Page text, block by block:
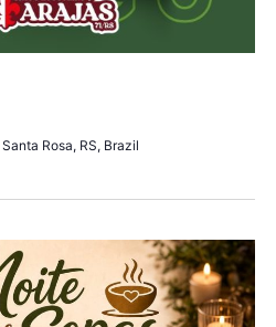
Santa Rosa, RS, Brazil